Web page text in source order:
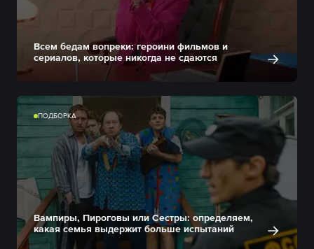
Всем бедам вопреки: героини фильмов и
сериалов, которые никогда не сдаются
ПОДБОРКА
Вампиры, Пироговы или Сестры: определяем,
какая семья выдержит больше испытаний